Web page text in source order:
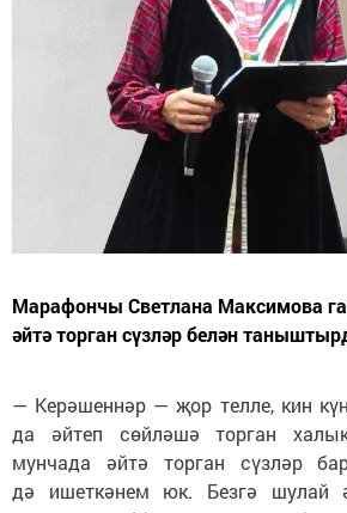
Марафончы Светлана Максимова
әйтә торган сүзләр белән
— Керәшеннәр — җор телле, кин
да әйтеп сөйләшә торган
мунчада әйтә торган сүзләр
дә ишеткәнем юк. Безгә шулай